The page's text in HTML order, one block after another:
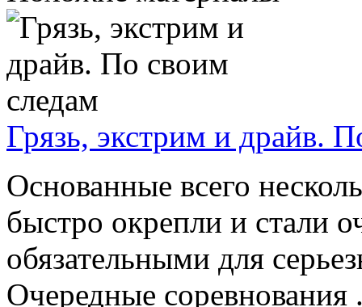
Грязь, экстрим и драйв.
Основанные всего
быстро окрепли и стали
обязательными для
Очередные соревнования